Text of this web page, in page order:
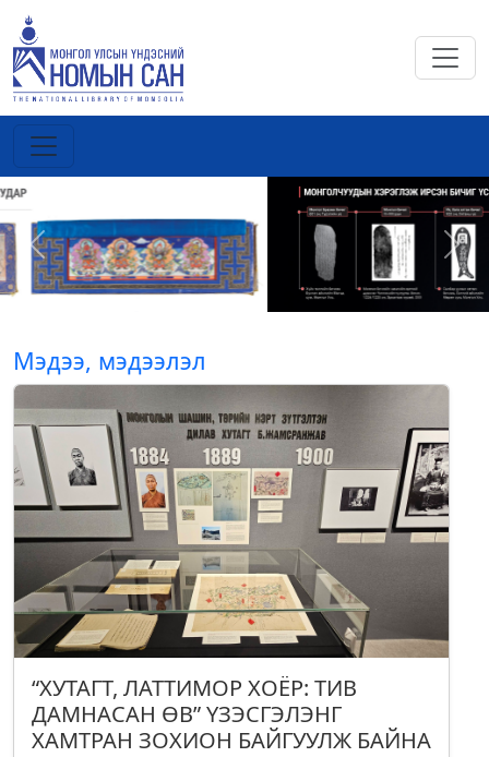
Previous Next
Мэдээ, мэдээлэл
“ХУТАГТ, ЛАТТИМОР ХОЁР: ТИВ
ДАМНАСАН ӨВ” ҮЗЭСГЭЛЭНГ
ХАМТРАН ЗОХИОН БАЙГУУЛЖ БАЙНА